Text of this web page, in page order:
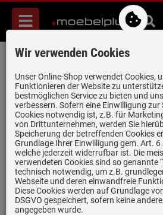
Menü
Bosch DUL63CC20
Artikel-Nummer:19951729 | Herstellernummer:
EAN:4242002968476
Wir verwenden Cookies
Unser Online-Shop verwendet Cookies,
Funktionieren der Website zu
bestmöglichen Service zu bieten und
verbessern. Sofern eine Einwilligung zur
Cookies notwendig ist, z.B. für
von Drittunternehmen, werden Sie
Speicherung der betreffenden Cookies
Grundlage Ihrer Einwilligung gem. Art. 6
welche jederzeit widerrufbar ist. Die
verwendeten Cookies sind so genannte
technisch notwendig, um z.B.
Webseite und deren einwandfreie
Diese Cookies werden auf Grundlage
DSGVO gespeichert, sofern keine
angegeben wurde.